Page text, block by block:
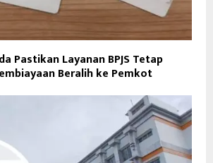
Pastikan Layanan BPJS Tetap
Beralih ke Pemkot